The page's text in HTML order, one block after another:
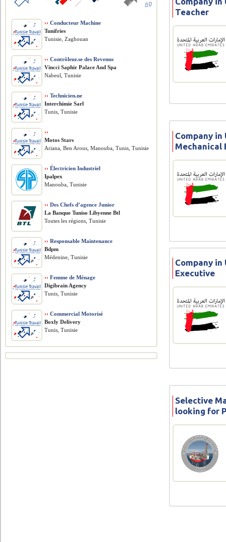
Teacher
Company in
Mechanical
Company in
Executive
Selective
looking for
›› Conducteur Machine
Tunifries
Tunisie, Zaghouan
›› Contrôleur.se des Revenus
Vincci Saphir Palace And Spa
Nabeul, Tunisie
›› Technicien.ne
Interchimie Sarl
Tunis, Tunisie
››
Motos Stars
Ariana, Ben Arous, Manouba, Tunis, Tunisie
›› Électricien Industriel
Ipalpex
Manouba, Tunisie
›› Des Chefs d’agence Junior
La Banque Tuniso Libyenne Btl
Toutes les régions, Tunisie
›› Responsable Maintenance
Bdpm
Médenine, Tunisie
›› Femme de Ménage
Digibrain Agency
Tunis, Tunisie
›› Commercial Motorisé
Boxly Delivery
Tunis, Tunisie